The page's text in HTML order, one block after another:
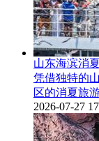
山东海滨消
凭借独特的
区的消夏旅
2026-07-27